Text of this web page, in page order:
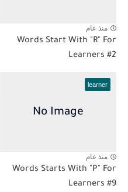
منذ عام
Words Start With "R" For
Learners #2
learner
منذ عام
Words Starts With "P" For
Learners #9